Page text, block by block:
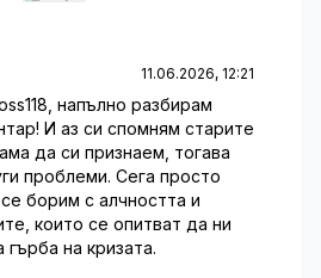
11.06.2026, 12:21
напълно разбирам
И аз си спомням старите
да си признаем, тогава
проблеми. Сега просто
борим с алчността и
които се опитват да ни
гърба на кризата.